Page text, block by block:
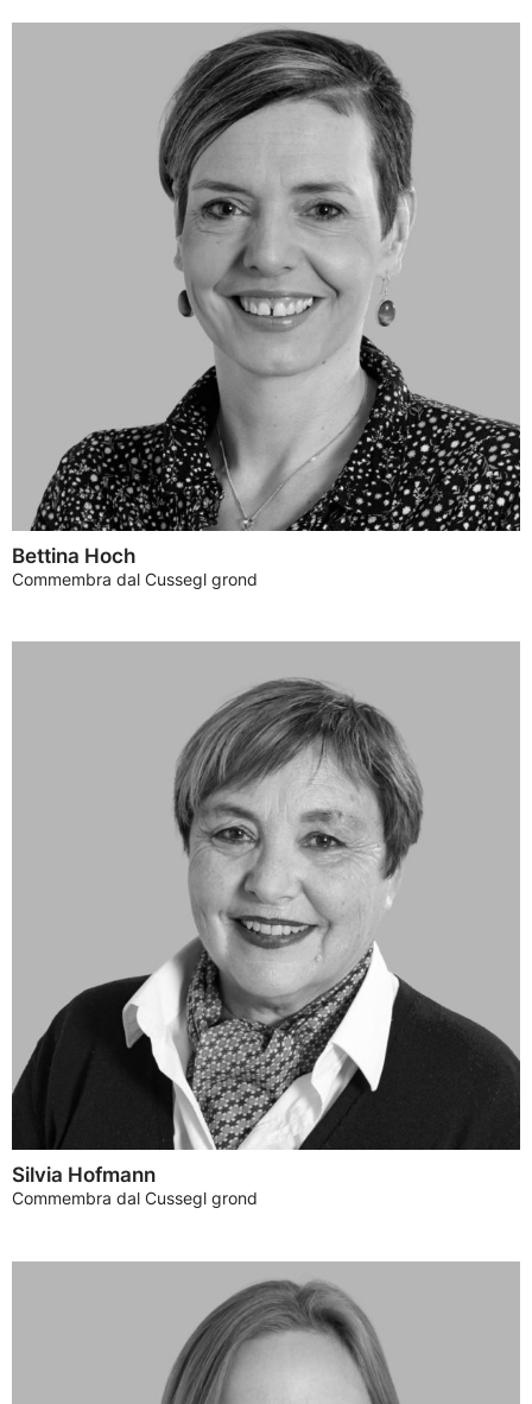
Bettina Hoch
Commembra dal Cussegl grond
Silvia Hofmann
Commembra dal Cussegl grond